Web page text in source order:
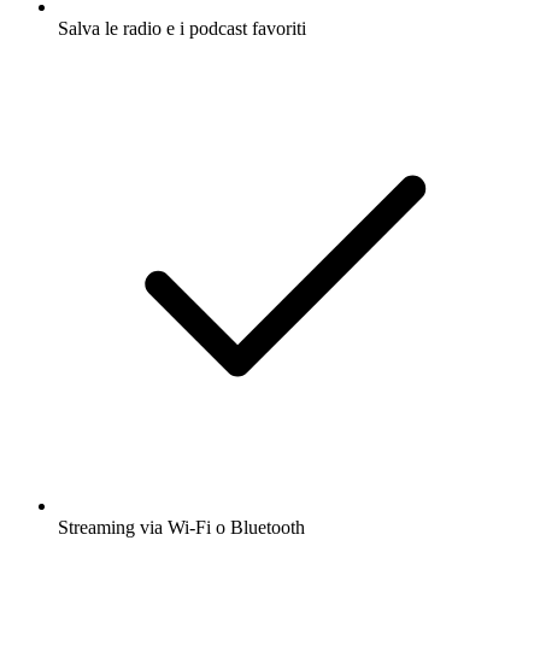
Salva le radio e i podcast favoriti
Streaming via Wi-Fi o Bluetooth